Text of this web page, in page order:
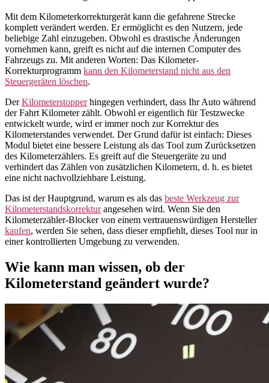
Mit dem Kilometerkorrekturgerät kann die gefahrene Strecke
komplett verändert werden. Er ermöglicht es den Nutzern, jede
beliebige Zahl einzugeben. Obwohl es drastische Änderungen
vornehmen kann, greift es nicht auf die internen Computer des
Fahrzeugs zu. Mit anderen Worten: Das Kilometer-
Korrekturprogramm kann den Kilometerstand nicht aus den
Steuergeräten löschen.
DerKilometerstopperhingegen verhindert, dass Ihr Auto während
der Fahrt Kilometer zählt. Obwohl er eigentlich für Testzwecke
entwickelt wurde, wird er immer noch zur Korrektur des
Kilometerstandes verwendet. Der Grund dafür ist einfach: Dieses
Modul bietet eine bessere Leistung als das Tool zum Zurücksetzen
des Kilometerzählers. Es greift auf die Steuergeräte zu und
verhindert das Zählen von zusätzlichen Kilometern, d. h. es bietet
eine nicht nachvollziehbare Leistung.
Das ist der Hauptgrund, warum es als das beste Werkzeug zur
Kilometerstandskorrekturangesehen wird. Wenn Sie den
Kilometerzähler-Blocker von einem vertrauenswürdigen Hersteller
kaufen, werden Sie sehen, dass dieser empfiehlt, dieses Tool nur in
einer kontrollierten Umgebung zu verwenden.
Wie kann man wissen, ob der
Kilometerstand geändert wurde?